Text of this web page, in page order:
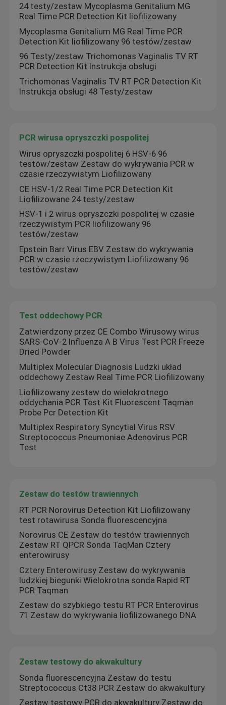
Dom
Produkty
Pokaz VR
O nas
Wycieczka po fabryce
Kontrola jakości
Aktualności
Sprawy
24 testy/zestaw Mycoplasma Genitalium MG
Real Time PCR Detection Kit liofilizowany
Mycoplasma Genitalium MG Real Time PCR
Detection Kit liofilizowany 96 testów/zestaw
96 Testy/zestaw Trichomonas Vaginalis TV RT
PCR Detection Kit Instrukcja obsługi
Trichomonas Vaginalis TV RT PCR Detection Kit
Instrukcja obsługi 48 Testy/zestaw
PCR wirusa opryszczki pospolitej
Wirus opryszczki pospolitej 6 HSV-6 96
testów/zestaw Zestaw do wykrywania PCR w
czasie rzeczywistym Liofilizowany
CE HSV-1/2 Real Time PCR Detection Kit
Liofilizowane 24 testy/zestaw
HSV-1 i 2 wirus opryszczki pospolitej w czasie
rzeczywistym PCR liofilizowany 96
testów/zestaw
Epstein Barr Virus EBV Zestaw do wykrywania
PCR w czasie rzeczywistym Liofilizowany 96
testów/zestaw
Test oddechowy PCR
Zatwierdzony przez CE Combo Wirusowy wirus
SARS-CoV-2 Influenza A B Virus Test PCR Freeze
Dried Powder
Multiplex Molecular Diagnosis Ludzki układ
oddechowy Zestaw Real Time PCR Liofilizowany
Liofilizowany zestaw do wielokrotnego
oddychania PCR Test Kit Fluorescent Taqman
Probe Pcr Detection Kit
Multiplex Respiratory Syncytial Virus RSV
Streptococcus Pneumoniae Adenovirus PCR
Test
Zestaw do testów trawiennych
RT PCR Norovirus Detection Kit Liofilizowany
test rotawirusa Sonda fluorescencyjna
Norovirus CE Zestaw do testów trawiennych
Zestaw RT QPCR Sonda TaqMan Cztery
enterowirusy
Cztery Enterowirusy Zestaw do wykrywania
ludzkiej biegunki Wielokrotna sonda Rapid RT
PCR Taqman
Zestaw do szybkiego testu RT PCR Enterovirus
71 Zestaw do wykrywania liofilizowanego DNA
Zestaw testowy do akwakultury
Sonda fluorescencyjna Zestaw do testu
Streptococcus Ct38 PCR Zestaw do akwakultury
Zestaw testowy PCR do akwakultury Zestaw do